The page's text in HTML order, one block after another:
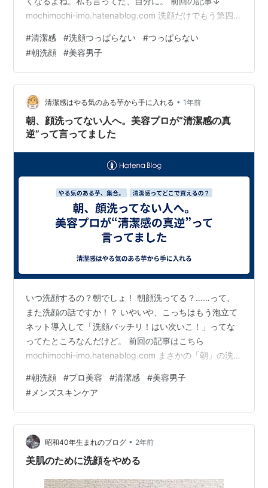
mochimochi-imo.hatenablog.com 洗顔だけでもう第四弾
もね、洗顔ってマジで大事だからこれだけは言わせて。
「洗顔、顔つっぱる…」って、意外とやりがちなやつ
「洗顔しすぎると乾燥する」「洗うと顔がつっぱる気が
する」→ だから洗顔を控えてます、って人、けっこうい
ない？ 私も昔そうだった。 泡立てて丁寧に洗ってるはず
なのに、な…
#清潔感 #洗顔つっぱらない #つっぱらない
#朝洗顔 #美容男子
清潔感はやる気のある芋から手に入れる • 1年前
朝、顔洗ってない人へ。美容プロが“清潔感の真
逆”って言ってました
いつ洗顔するの？朝でしょ！ 朝顔洗ってる？……って、
また洗顔の話ですか！？ いやいや、こっちはもう泡立て
ネット導入して「洗顔バッチリ！はい次いこ！」ってな
ってたところなんだけど。 前回の記事はこちら
mochimochi-imo.hatenablog.com まさかの「朝」の洗顔
脂が2倍出てる」って話、知ってた？ 美容プロの夫がサ
ラッと言ってたんだけど、 男性って女性の2倍皮脂出て
るんだよ 2倍！？ ダブルスコア！？しかも睡眠中って、
チリもホコリも枕のアレコレも、全部顔にくっついてる
わけで。朝って、顔面わりとヤバい状態らしい。 なの
に、洗わな…
#朝洗顔 #プロ美容 #清潔感 #美容男子
# メンズスキンケア
昭和40年生まれのブログ • 2年前
美肌のために洗顔をやめる